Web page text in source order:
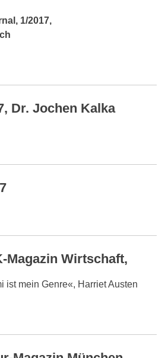
1/2017,
Dr. Jochen Kalka
Magazin Wirtschaft,
ist mein Genre«, Harriet Austen